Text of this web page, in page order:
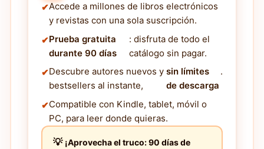
Accede a millones de libros electrónicos
y revistas con una sola suscripción.
Prueba gratuita
durante 90 días
: disfruta de todo el
catálogo sin pagar.
Descubre autores nuevos y
bestsellers al instante,
sin límites
de descarga
.
Compatible con Kindle, tablet, móvil o
PC, para leer donde quieras.
¡Aprovecha el truco: 90 días de